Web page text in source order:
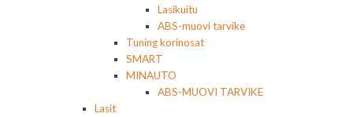
Lasikuitu
ABS-muovi tarvike
Tuning korinosat
SMART
MINAUTO
ABS-MUOVI TARVIKE
Lasit